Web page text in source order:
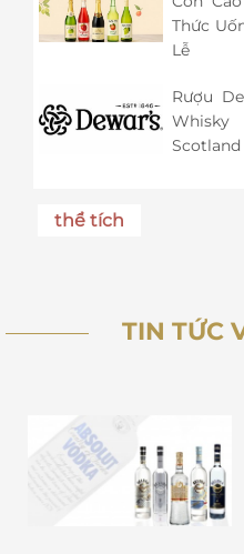
Thức
Lễ
Rượu
Scotland
thể tích
TIN TỨC